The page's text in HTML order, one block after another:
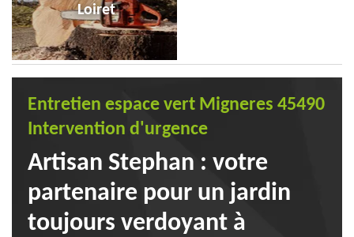
Loiret
Entretien espace vert Migneres 45490
Intervention d'urgence
Artisan Stephan : votre
partenaire pour un jardin
toujours verdoyant à